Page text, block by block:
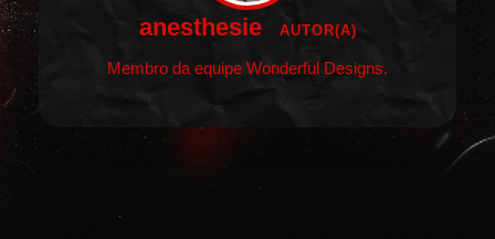
anesthesie AUTOR(A)
Membro da equipe Wonderful Designs.